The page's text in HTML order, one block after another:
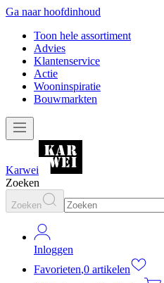
Ga naar hoofdinhoud
Toon hele assortiment
Advies
Klantenservice
Actie
Wooninspiratie
Bouwmarkten
Karwei
Zoeken
Zoeken
Inloggen
Favorieten,0 artikelen